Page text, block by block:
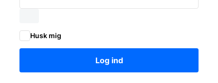
Husk mig
Log ind